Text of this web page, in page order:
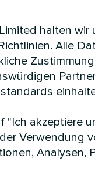
in ein
den
Projekt
und
vermittelt
halten
Alle
"Ich akzeptiere
Verwendung
Analysen,